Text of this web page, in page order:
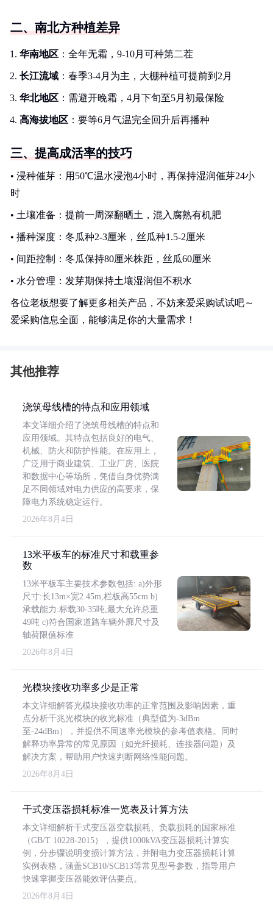
二、南北方种植差异
华南地区 ：全年无霜，9-10月可种第二茬
长江流域 ：春季3-4月为主，大棚种植可提前到2月
华北地区 ：需避开晚霜，4月下旬至5月初最保险
高海拔地区 ：要等6月气温完全回升后再播种
三、提高成活率的技巧
• 浸种催芽：用50℃温水浸泡4小时，再保持湿润催芽24小
时
• 土壤准备：提前一周深翻晒土，混入腐熟有机肥
• 播种深度：冬瓜种2-3厘米，丝瓜种1.5-2厘米
• 间距控制：冬瓜保持80厘米株距，丝瓜60厘米
• 水分管理：发芽期保持土壤湿润但不积水
各位老板想要了解更多相关产品，不妨来爱采购试试吧～
爱采购信息全面，能够满足你的大量需求！
其他推荐
浇筑母线槽的特点和应用领域
本文详细介绍了浇筑母线槽的特点和
应用领域。其特点包括良好的电气、
机械、防火和防护性能。在应用上，
广泛用于商业建筑、工业厂房、医院
和数据中心等场所，凭借自身优势满
足不同领域对电力供应的高要求，保
障电力系统稳定运行。
2026年8月4日
13米平板车的标准尺寸和载重参
数
13米平板车主要技术参数包括: a)外形
尺寸:长13m×宽2.45m,栏板高55cm b)
承载能力:标载30-35吨,最大允许总重
49吨 c)符合国家道路车辆外廓尺寸及
轴荷限值标准
2026年8月4日
光模块接收功率多少是正常
本文详细解答光模块接收功率的正常范围及影响因素，重
点分析千兆光模块的收光标准（典型值为-3dBm
至-24dBm），并提供不同速率光模块的参考值表格。同时
解释功率异常的常见原因（如光纤损耗、连接器问题）及
解决方案，帮助用户快速判断网络性能问题。
2026年8月4日
干式变压器损耗标准一览表及计算方法
本文详细解析干式变压器空载损耗、负载损耗的国家标准
（GB/T 10228-2015），提供1000kVA变压器损耗计算实
例，分步骤说明变损计算方法，并附电力变压器损耗计算
实例表格，涵盖SCB10/SCB13等常见型号参数，指导用户
快速掌握变压器能效评估要点。
2026年8月4日